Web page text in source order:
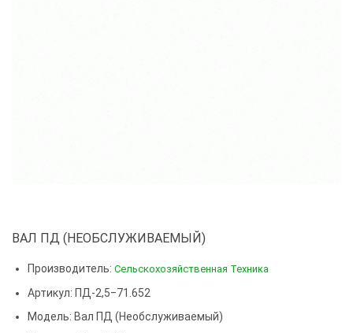
ВАЛ ПД (НЕОБСЛУЖИВАЕМЫЙ)
Производитель: Сельскохозяйственная Техника
Артикул: ПД-2,5‒71.652
Модель: Вал ПД (необслуживаемый)